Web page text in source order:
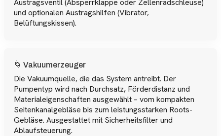
Austragsventil (Absperrklappe oder Zellenradschleuse)
und optionalen Austragshilfen (Vibrator,
Belüftungskissen).
🌀 Vakuumerzeuger
Die Vakuumquelle, die das System antreibt. Der
Pumpentyp wird nach Durchsatz, Förderdistanz und
Materialeigenschaften ausgewählt – vom kompakten
Seitenkanalgebläse bis zum leistungsstarken Roots-
Gebläse. Ausgestattet mit Sicherheitsfilter und
Ablaufsteuerung.